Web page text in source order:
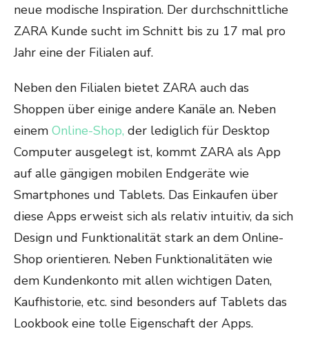
neue modische Inspiration. Der durchschnittliche
ZARA Kunde sucht im Schnitt bis zu 17 mal pro
Jahr eine der Filialen auf.
Neben den Filialen bietet ZARA auch das
Shoppen über einige andere Kanäle an. Neben
einem Online-Shop, der lediglich für Desktop
Computer ausgelegt ist, kommt ZARA als App
auf alle gängigen mobilen Endgeräte wie
Smartphones und Tablets. Das Einkaufen über
diese Apps erweist sich als relativ intuitiv, da sich
Design und Funktionalität stark an dem Online-
Shop orientieren. Neben Funktionalitäten wie
dem Kundenkonto mit allen wichtigen Daten,
Kaufhistorie, etc. sind besonders auf Tablets das
Lookbook eine tolle Eigenschaft der Apps.